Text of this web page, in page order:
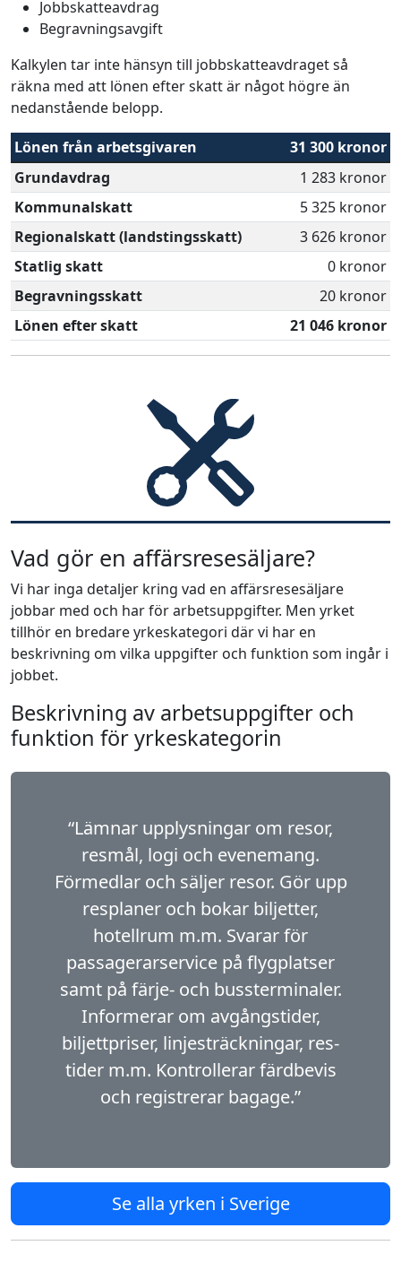
Jobbskatteavdrag
Begravningsavgift
Kalkylen tar inte hänsyn till jobbskatteavdraget så
räkna med att lönen efter skatt är något högre än
nedanstående belopp.
Lönen från arbetsgivaren
31 300 kronor
Grundavdrag
1 283 kronor
Kommunalskatt
5 325 kronor
Regionalskatt (landstingsskatt)
3 626 kronor
Statlig skatt
0 kronor
Begravningsskatt
20 kronor
Lönen efter skatt
21 046 kronor
Vad gör en affärsresesäljare?
Vi har inga detaljer kring vad en affärsresesäljare
jobbar med och har för arbetsuppgifter. Men yrket
tillhör en bredare yrkeskategori där vi har en
beskrivning om vilka uppgifter och funktion som ingår i
jobbet.
Beskrivning av arbetsuppgifter och
funktion för yrkeskategorin
“Lämnar upplysningar om resor,
resmål, logi och evenemang.
Förmedlar och säljer resor. Gör upp
resplaner och bokar biljetter,
hotellrum m.m. Svarar för
passagerarservice på flygplatser
samt på färje- och bussterminaler.
Informerar om avgångstider,
biljettpriser, linjesträckningar, res­
tider m.m. Kontrollerar färdbevis
och registrerar bagage.”
Se alla yrken i Sverige